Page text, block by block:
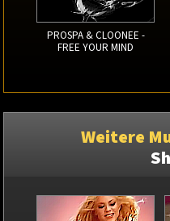
PROSPA & CLOONEE -
FREE YOUR MIND
Weitere